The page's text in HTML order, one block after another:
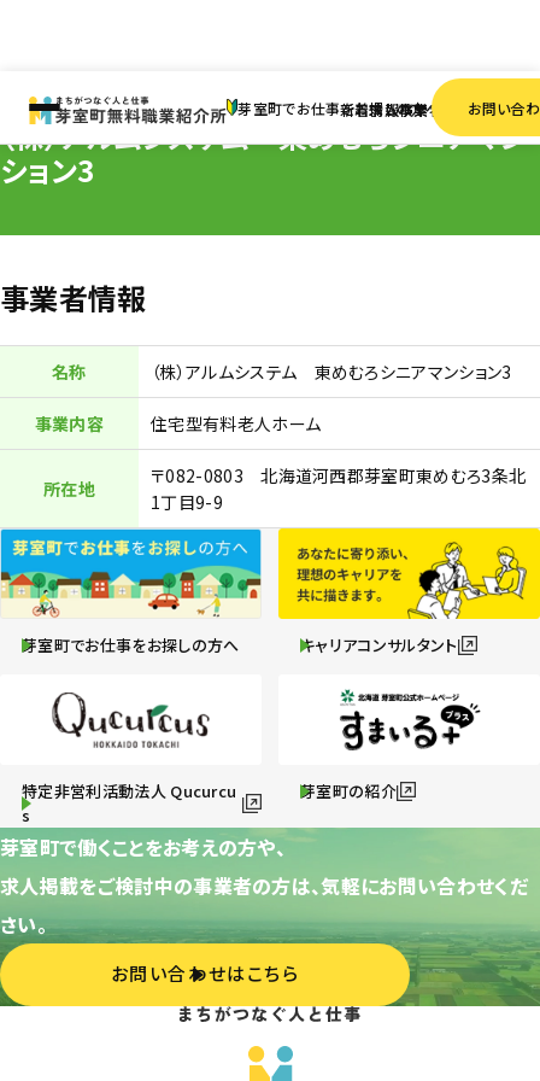
芽室町でお仕事をお探しの方へ
新着情報求人検索事業者一覧お問い合
（株）アルムシステム 東めむろシニアマン
ション3
事業者情報
名称 （株）アルムシステム 東めむろシニアマンション3
事業内容 住宅型有料老人ホーム
所在地
〒082-0803 北海道河西郡芽室町東めむろ3条北
1丁目9-9
芽室町でお仕事をお探しの方へ キャリアコンサルタント
特定非営利活動法人 Qucurcu
s
芽室町の紹介
芽室町で働くことをお考えの方や、
求人掲載をご検討中の事業者の方は、気軽にお問い合わせくだ
さい。
お問い合わせはこちら